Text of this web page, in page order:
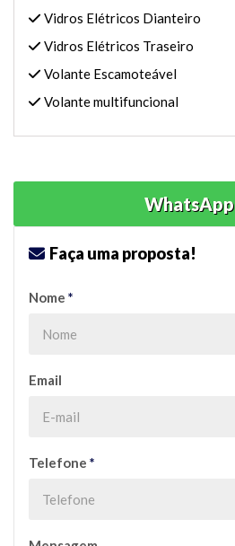
Vidros Elétricos Dianteiro
Vidros Elétricos Traseiro
Volante Escamoteável
Volante multifuncional
WhatsApp
Faça uma proposta!
Nome *
Email
Telefone *